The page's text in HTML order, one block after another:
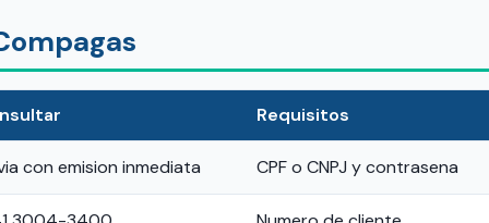
Requisitos
con emision inmediata CPF o CNPJ y contrasena